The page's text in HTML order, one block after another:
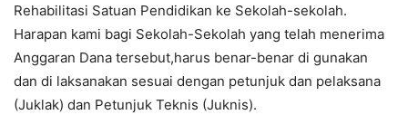
Rehabilitasi Satuan Pendidikan ke Sekolah-sekolah.
Harapan kami bagi Sekolah-Sekolah yang telah menerima
Anggaran Dana tersebut,harus benar-benar di gunakan
dan di laksanakan sesuai dengan petunjuk dan pelaksana
(Juklak) dan Petunjuk Teknis (Juknis).